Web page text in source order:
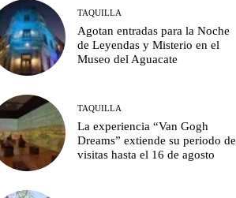
TAQUILLA
Agotan entradas para la Noche
de Leyendas y Misterio en el
Museo del Aguacate
TAQUILLA
La experiencia “Van Gogh
Dreams” extiende su periodo de
visitas hasta el 16 de agosto